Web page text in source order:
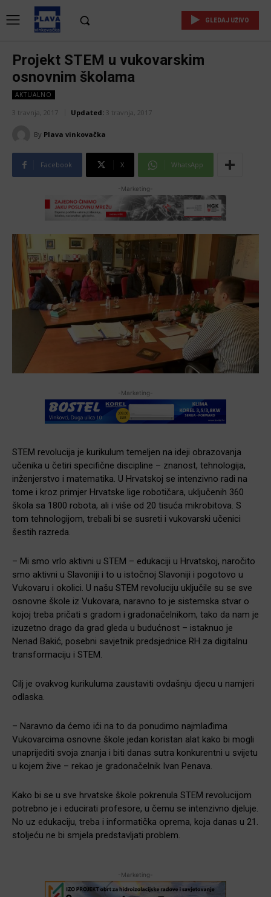
GLEDAJ UŽIVO
Projekt STEM u vukovarskim
osnovnim školama
AKTUALNO
3 travnja, 2017 Updated: 3 travnja, 2017
By Plava vinkovačka
Facebook X WhatsApp
-Marketing-
-Marketing-
STEM revolucija je kurikulum temeljen na ideji obrazovanja
učenika u četiri specifične discipline – znanost, tehnologija,
inženjerstvo i matematika. U Hrvatskoj se intenzivno radi na
tome i kroz primjer Hrvatske lige robotičara, uključenih 360
škola sa 1800 robota, ali i više od 20 tisuća mikrobitova. S
tom tehnologijom, trebali bi se susreti i vukovarski učenici
šestih razreda.
– Mi smo vrlo aktivni u STEM – edukaciji u Hrvatskoj, naročito
smo aktivni u Slavoniji i to u istočnoj Slavoniji i pogotovo u
Vukovaru i okolici. U našu STEM revoluciju uključile su se sve
osnovne škole iz Vukovara, naravno to je sistemska stvar o
kojoj treba pričati s gradom i gradonačelnikom, tako da nam je
izuzetno drago da grad gleda u budućnost – istaknuo je
Nenad Bakić, posebni savjetnik predsjednice RH za digitalnu
transformaciju i STEM.
Cilj je ovakvog kurikuluma zaustaviti ovdašnju djecu u namjeri
odlaska.
– Naravno da ćemo ići na to da ponudimo najmlađima
Vukovarcima osnovne škole jedan koristan alat kako bi mogli
unaprijediti svoja znanja i biti danas sutra konkurentni u svijetu
u kojem žive – rekao je gradonačelnik Ivan Penava.
Kako bi se u sve hrvatske škole pokrenula STEM revolucijom
potrebno je i educirati profesore, u čemu se intenzivno djeluje.
No uz edukaciju, treba i informatička oprema, koja danas u 21.
stoljeću ne bi smjela predstavljati problem.
-Marketing-